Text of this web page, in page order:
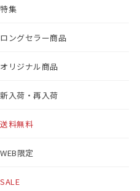
特集
ロングセラー商品
オリジナル商品
新入荷・再入荷
送料無料
WEB限定
SALE